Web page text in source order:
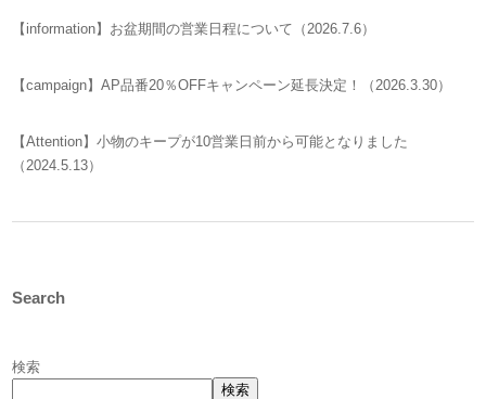
【information】お盆期間の営業日程について（2026.7.6）
【campaign】AP品番20％OFFキャンペーン延長決定！（2026.3.30）
【Attention】小物のキープが10営業日前から可能となりました
（2024.5.13）
Search
検索
検索